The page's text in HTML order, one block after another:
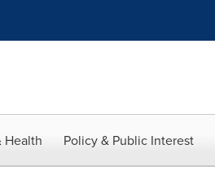
Health Policy & Public Interest